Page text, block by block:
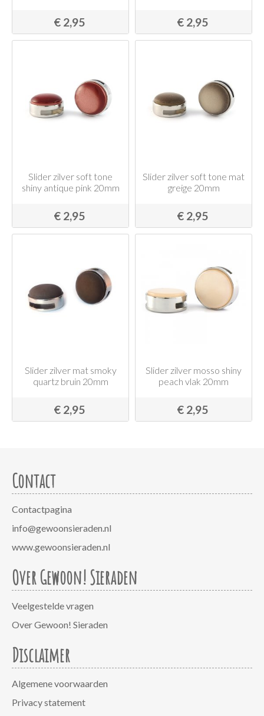
€ 2,95 € 2,95
Slider zilver soft tone
shiny antique pink 20mm
€ 2,95
Slider zilver soft tone mat
greige 20mm
€ 2,95
Slider zilver mat smoky
quartz bruin 20mm
€ 2,95
Slider zilver mosso shiny
peach vlak 20mm
€ 2,95
Contact
Contactpagina
info@gewoonsieraden.nl
www.gewoonsieraden.nl
Over Gewoon! Sieraden
Veelgestelde vragen
Over Gewoon! Sieraden
Disclaimer
Algemene voorwaarden
Privacy statement